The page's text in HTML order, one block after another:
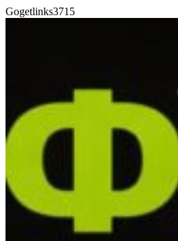
Gogetlinks3715